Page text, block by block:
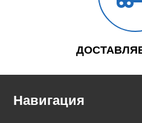
Навигация